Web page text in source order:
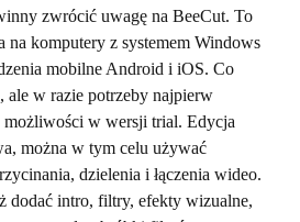
zwrócić uwagę na BeeCut. To
na komputery z systemem Windows
mobilne Android i iOS. Co
ale w razie potrzeby najpierw
możliwości w wersji trial. Edycja
można w tym celu używać
dzielenia i łączenia wideo.
dodać intro, filtry, efekty wizualne,